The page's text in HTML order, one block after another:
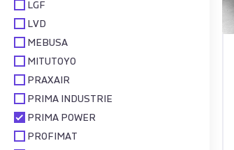
LGF
LVD
MEBUSA
MITUTOYO
PRAXAIR
PRIMA INDUSTRIE
PRIMA POWER
PROFIMAT